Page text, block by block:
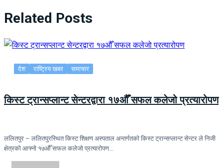
Related Posts
देश राष्ट्रिय खबर समाचार
किस्ट ट्रान्सप्लान्ट सेन्टरद्वारा १७औँ सफल कलेजो प्रत्यारोपण
ललितपुर – ललितपुरस्थित किस्ट शिक्षण अस्पताल अन्तर्गतको किस्ट ट्रान्सप्लान्ट सेन्टर ले निजी
क्षेत्रको आफ्नो १७औँ सफल कलेजो प्रत्यारोपण…